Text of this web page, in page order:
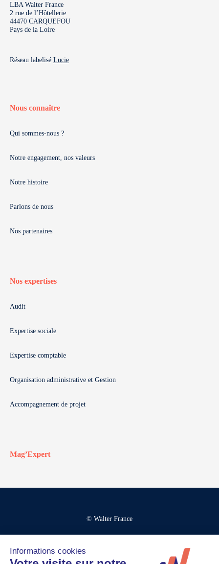
LBA Walter France
2 rue de l’Hôtellerie
44470 CARQUEFOU
Pays de la Loire
Réseau labelisé Lucie
Nous connaître
Qui sommes-nous ?
Notre engagement, nos valeurs
Notre histoire
Parlons de nous
Nos partenaires
Nos expertises
Audit
Expertise sociale
Expertise comptable
Organisation administrative et Gestion
Accompagnement de projet
Mag’Expert
© Walter France